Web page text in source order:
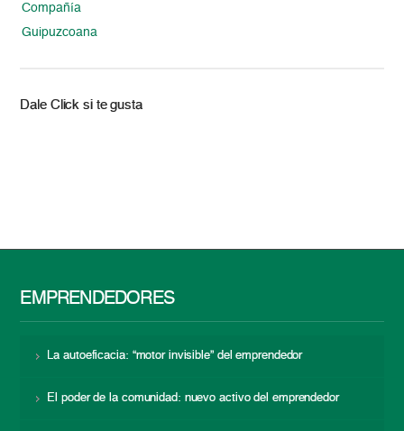
Compañía
Guipuzcoana
Dale Click si te gusta
EMPRENDEDORES
La autoeficacia: “motor invisible” del emprendedor
El poder de la comunidad: nuevo activo del emprendedor